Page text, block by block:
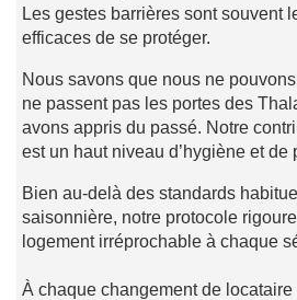
Les gestes barrières sont souvent
efficaces de se protéger.
Nous savons que nous ne
ne passent pas les portes des
avons appris du passé. Notre
est un haut niveau d’hygiène et de
Bien au-delà des standards
saisonnière, notre protocole
logement irréprochable à chaque
À chaque changement de locataire